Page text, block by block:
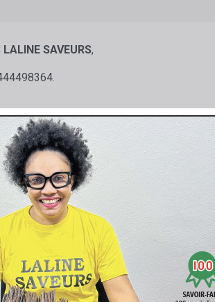
LALINE SAVEURS,
della SAS LALINE SAVEURS.
- Francia.
l'autore ai sensi degli articoli L111.1 e
così come tutte le opere incorporate
in esso, sono autorizzate a
strettamente riservate per uso